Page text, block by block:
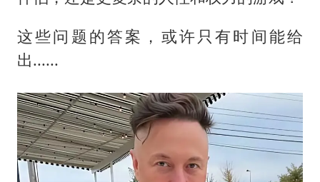
这些问题的答案，或许只有时间能给
出......